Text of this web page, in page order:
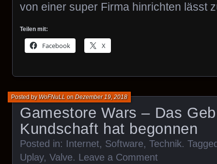
von einer super Firma hinrichten lässt
Teilen mit:
Facebook X
Gamestore Wars – Das
Kundschaft hat begonnen
Posted byWoFNuLL onDezember 19, 2018
Posted in: Internet, Software, Technik.
Uplay, Valve. Leave a Comment